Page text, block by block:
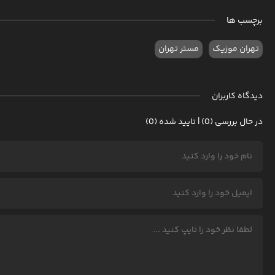
برچسب ها
تهران موزیک مستر تهران
دیدگاه کاربران
در حال بررسی (0) | تایید شده (0)